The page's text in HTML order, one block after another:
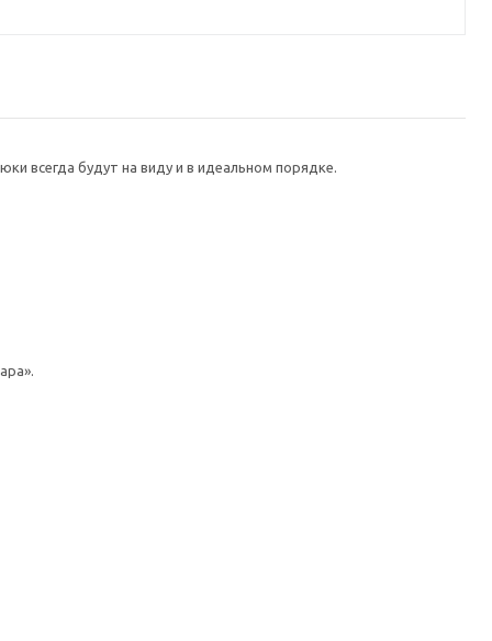
всегда будут на виду и в идеальном порядке.